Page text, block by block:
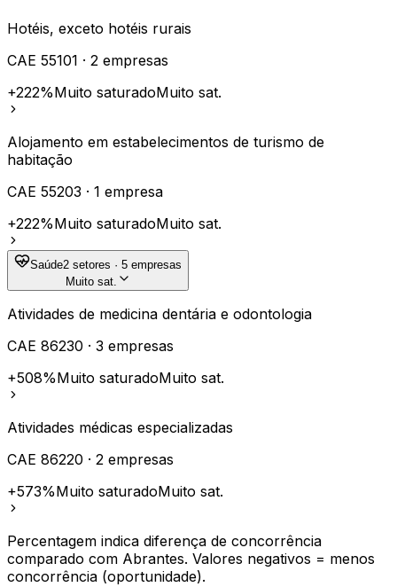
Hotéis, exceto hotéis rurais
CAE 55101 · 2 empresas
+222%Muito saturadoMuito sat.
Alojamento em estabelecimentos de turismo de
habitação
CAE 55203 · 1 empresa
+222%Muito saturadoMuito sat.
Saúde2 setores · 5 empresas
Muito sat.
Atividades de medicina dentária e odontologia
CAE 86230 · 3 empresas
+508%Muito saturadoMuito sat.
Atividades médicas especializadas
CAE 86220 · 2 empresas
+573%Muito saturadoMuito sat.
Percentagem indica diferença de concorrência
comparado com Abrantes. Valores negativos = menos
concorrência (oportunidade).